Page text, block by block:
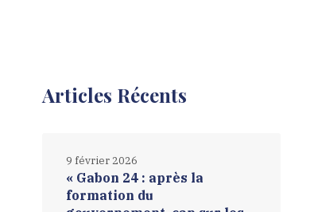
Articles Récents
« Gabon 24 : après la
formation du
9 février 2026